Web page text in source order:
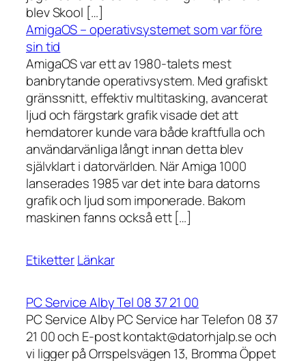
blev Skool […]
AmigaOS – operativsystemet som var före
sin tid
AmigaOS var ett av 1980-talets mest
banbrytande operativsystem. Med grafiskt
gränssnitt, effektiv multitasking, avancerat
ljud och färgstark grafik visade det att
hemdatorer kunde vara både kraftfulla och
användarvänliga långt innan detta blev
självklart i datorvärlden. När Amiga 1000
lanserades 1985 var det inte bara datorns
grafik och ljud som imponerade. Bakom
maskinen fanns också ett […]
EtiketterLänkar
PC Service Alby Tel 08 37 21 00
PC Service Alby PC Service har Telefon 08 37
21 00 och E-post kontakt@datorhjalp.se och
vi ligger på Orrspelsvägen 13, Bromma Öppet